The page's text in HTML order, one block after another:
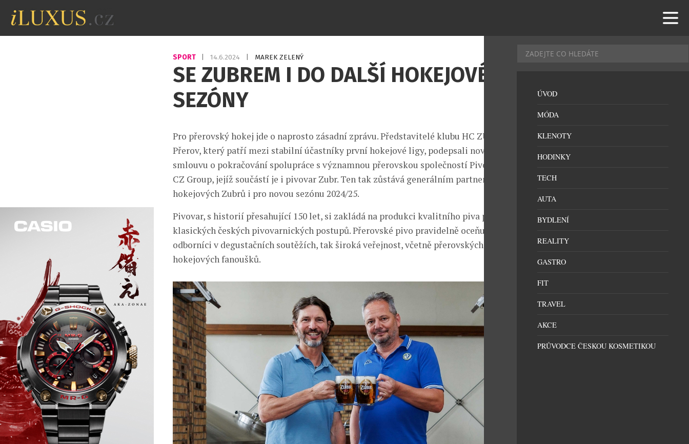
SPORT 14.6.2024 MAREK ZELENÝ
SE ZUBREM I DO DALŠÍ HOKEJOVÉ
SEZÓNY
Pro přerovský hokej jde o naprosto zásadní zprávu. Představitelé klubu HC ZUBR
Přerov, který patří mezi stabilní účastníky první hokejové ligy, podepsali novou
smlouvu o pokračování spolupráce s významnou přerovskou společností Pivovary
CZ Group, jejíž součástí je i pivovar Zubr. Ten tak zůstává generálním partnerem
hokejových Zubrů i pro novou sezónu 2024/25.
Pivovar, s historií přesahující 150 let, si zakládá na produkci kvalitního piva podle
klasických českých pivovarnických postupů. Přerovské pivo pravidelně oceňují jak
odborníci v degustačních soutěžích, tak široká veřejnost, včetně přerovských
hokejových fanoušků.
ÚVOD
MÓDA
KLENOTY
HODINKY
TECH
AUTA
BYDLENÍ
REALITY
GASTRO
FIT
TRAVEL
AKCE
PRŮVODCE ČESKOU KOSMETIKOU